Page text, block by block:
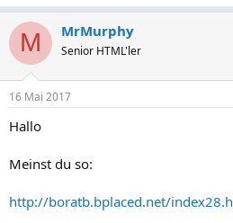
M MrMurphy
Senior HTML'ler
16 Mai 2017
Hallo
Meinst du so:
http://boratb.bplaced.net/